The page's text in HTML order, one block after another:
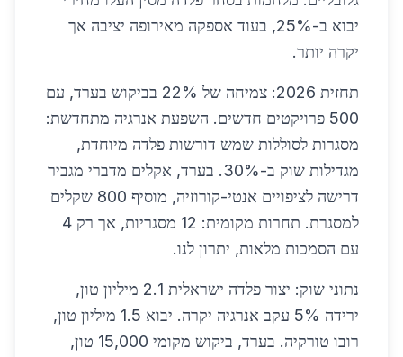
יבוא ב-25%, בעוד אספקה מאירופה יציבה אך
יקרה יותר.
תחזית 2026: צמיחה של 22% בביקוש בערד, עם
500 פרויקטים חדשים. השפעת אנרגיה מתחדשת:
מסגרות לסוללות שמש דורשות פלדה מיוחדת,
מגדילות שוק ב-30%. בערד, אקלים מדברי מגביר
דרישה לציפויים אנטי-קורוזיה, מוסיף 800 שקלים
למסגרת. תחרות מקומית: 12 מסגריות, אך רק 4
עם הסמכות מלאות, יתרון לנו.
נתוני שוק: יצור פלדה ישראלית 2.1 מיליון טון,
ירידה 5% עקב אנרגיה יקרה. יבוא 1.5 מיליון טון,
רובו טורקיה. בערד, ביקוש מקומי 15,000 טון,